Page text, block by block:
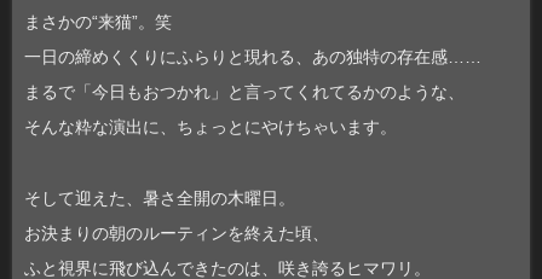
まさかの“来猫”。笑
一日の締めくくりにふらりと現れる、あの独特の存在感……
まるで「今日もおつかれ」と言ってくれてるかのような、
そんな粋な演出に、ちょっとにやけちゃいます。
そして迎えた、暑さ全開の木曜日。
お決まりの朝のルーティンを終えた頃、
ふと視界に飛び込んできたのは、咲き誇るヒマワリ。